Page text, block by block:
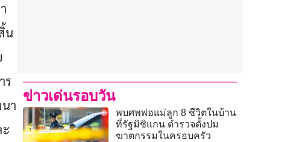
น
ร
า
ข่าวเด่นรอบวัน
พบศพพ่อแม่ลูก 8 ชีวิตในบ้าน
ที่รัฐมิชิแกน ตำรวจตั้งปม
ฆาตกรรมในครอบครัว